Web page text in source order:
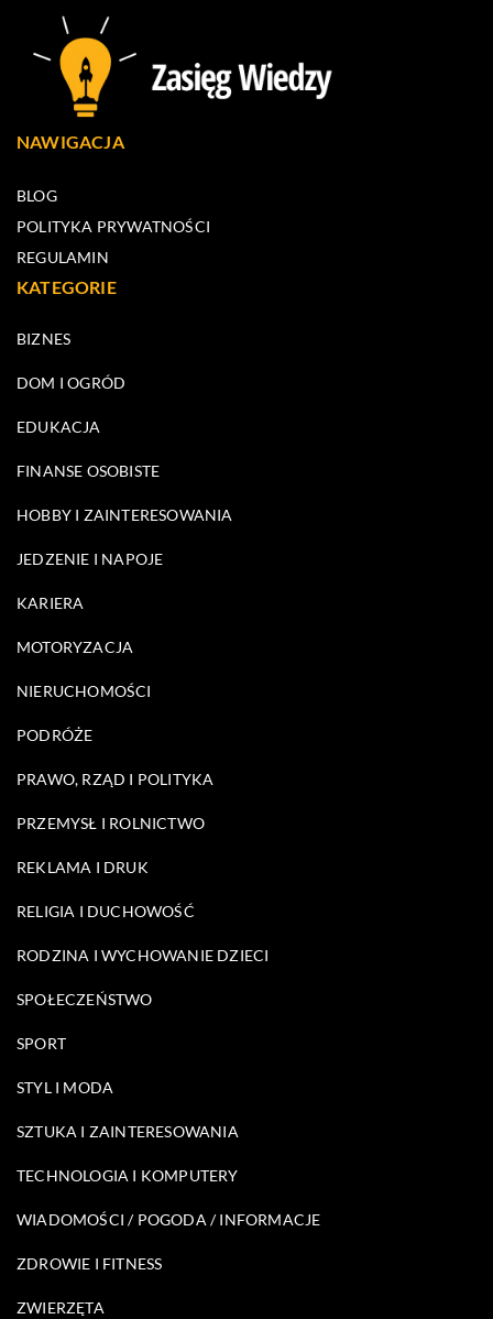
NAWIGACJA
BLOG
POLITYKA PRYWATNOŚCI
REGULAMIN
KATEGORIE
BIZNES
DOM I OGRÓD
EDUKACJA
FINANSE OSOBISTE
HOBBY I ZAINTERESOWANIA
JEDZENIE I NAPOJE
KARIERA
MOTORYZACJA
NIERUCHOMOŚCI
PODRÓŻE
PRAWO, RZĄD I POLITYKA
PRZEMYSŁ I ROLNICTWO
REKLAMA I DRUK
RELIGIA I DUCHOWOŚĆ
RODZINA I WYCHOWANIE DZIECI
SPOŁECZEŃSTWO
SPORT
STYL I MODA
SZTUKA I ZAINTERESOWANIA
TECHNOLOGIA I KOMPUTERY
WIADOMOŚCI / POGODA / INFORMACJE
ZDROWIE I FITNESS
ZWIERZĘTA